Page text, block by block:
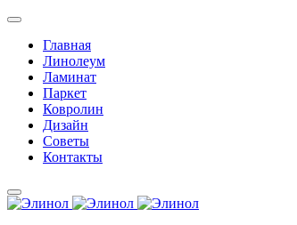
Главная
Линолеум
Ламинат
Паркет
Ковролин
Дизайн
Советы
Контакты